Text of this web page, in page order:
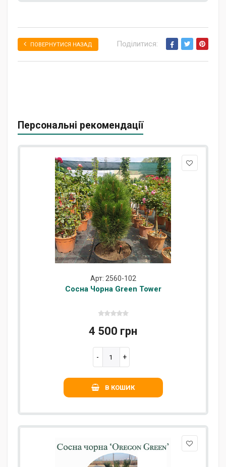
ПОВЕРНУТИСЯ НАЗАД Поділитися:
Персональні рекомендації
Арт: 2560-102
Сосна Чорна Green Tower
4 500 грн
В КОШИК